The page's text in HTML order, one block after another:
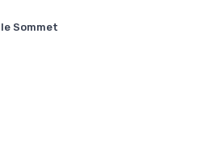
Sommet